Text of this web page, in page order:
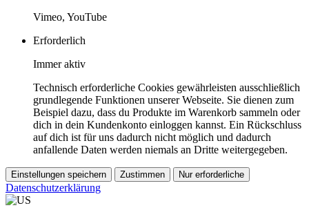
Vimeo, YouTube
Erforderlich
Immer aktiv
Technisch erforderliche Cookies gewährleisten ausschließlich
grundlegende Funktionen unserer Webseite. Sie dienen zum
Beispiel dazu, dass du Produkte im Warenkorb sammeln oder
dich in dein Kundenkonto einloggen kannst. Ein Rückschluss
auf dich ist für uns dadurch nicht möglich und dadurch
anfallende Daten werden niemals an Dritte weitergegeben.
Einstellungen speichern Zustimmen Nur erforderliche
Datenschutzerklärung